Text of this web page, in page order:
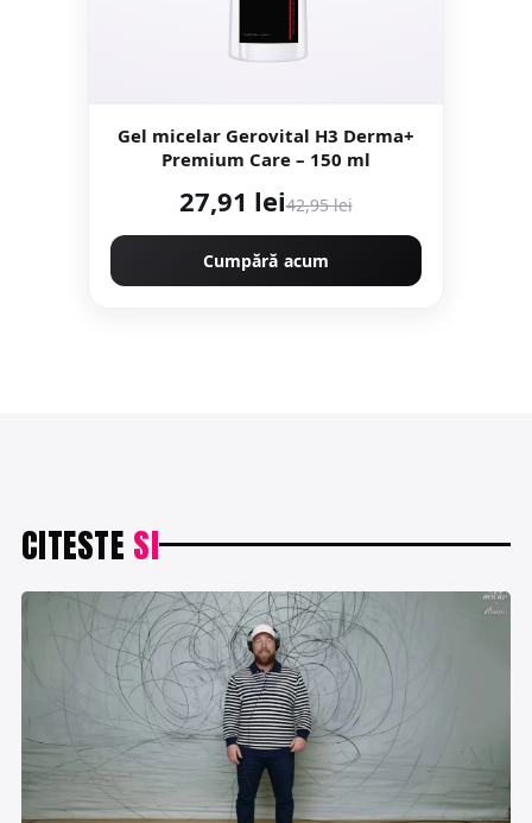
Gel micelar Gerovital H3 Derma+
Premium Care – 150 ml
27,91 lei42,95 lei
Cumpără acum
CITESTE SI